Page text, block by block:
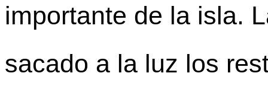
importante de la isla.
sacado a la luz los